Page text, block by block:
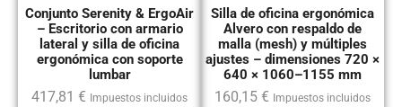
Conjunto Serenity & ErgoAir
– Escritorio con armario
lateral y silla de oficina
ergonómica con soporte
lumbar
417,81 € Impuestos incluidos
Silla de oficina ergonómica
Alvero con respaldo de
malla (mesh) y múltiples
ajustes – dimensiones 720 ×
640 × 1060–1155 mm
160,15 € Impuestos incluidos